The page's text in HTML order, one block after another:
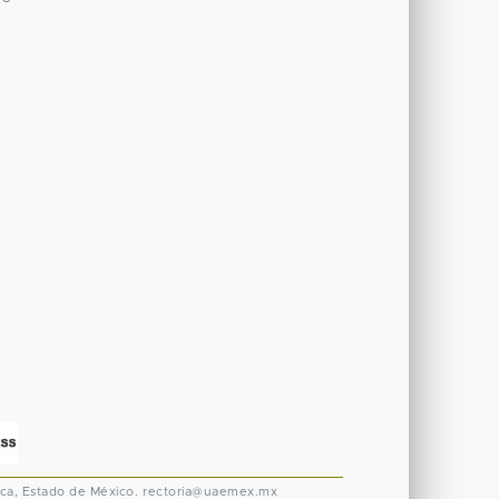
Estado de México. rectoria@uaemex.mx